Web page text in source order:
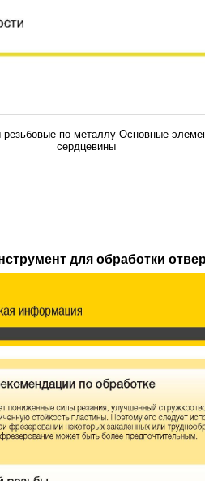
по металлу Основные
сердцевины
для обработки